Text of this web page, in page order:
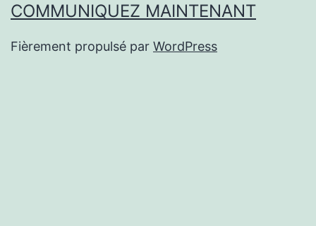
COMMUNIQUEZ MAINTENANT
Fièrement propulsé par WordPress